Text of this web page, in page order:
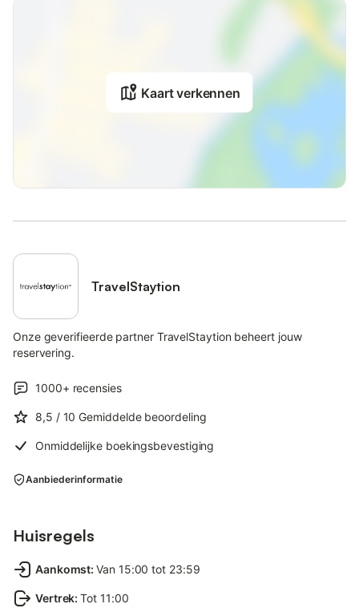
Het huis heeft een fantastische privétuin, een geweldige ruimte
zonnige weer van Kreta, onder de helderblauwe hemel of in de
schaduw van de bomen. Het huis is gelegen in het kleine dorpje
Nipiditos, in het centrum van het departement Heraklion. In het
drukke noordelijke stranden (Hersonissos, Stalida, Malia) en op
is ook ideaal voor het verkennen van het Lassithi-plateau en de
omliggende traditionele dorpen, waar u kunt genieten van de
verbazingwekkende Kretenzische keuken met lokale
producten. Het is een goede keuze om deze afgelegen, rustige
maken om de rest van Zuid-, Noord- en Oost-Kreta te
verkennen. Er is toegang tot primaire medische zorg
Arkalochori of Kasteli. Arkalochori en Kasteli hebben ook
bankfilialen, grote supermarkten, lokale winkels en tal van eet-
en drinkgelegenheden.
Kaart verkennen
TravelStaytion
Onze geverifieerde partner TravelStaytion beheert jouw
reservering.
1000+ recensies
8,5 / 10 Gemiddelde beoordeling
Onmiddelijke boekingsbevestiging
Aanbiederinformatie
Huisregels
Aankomst: Van 15:00 tot 23:59
Vertrek: Tot 11:00